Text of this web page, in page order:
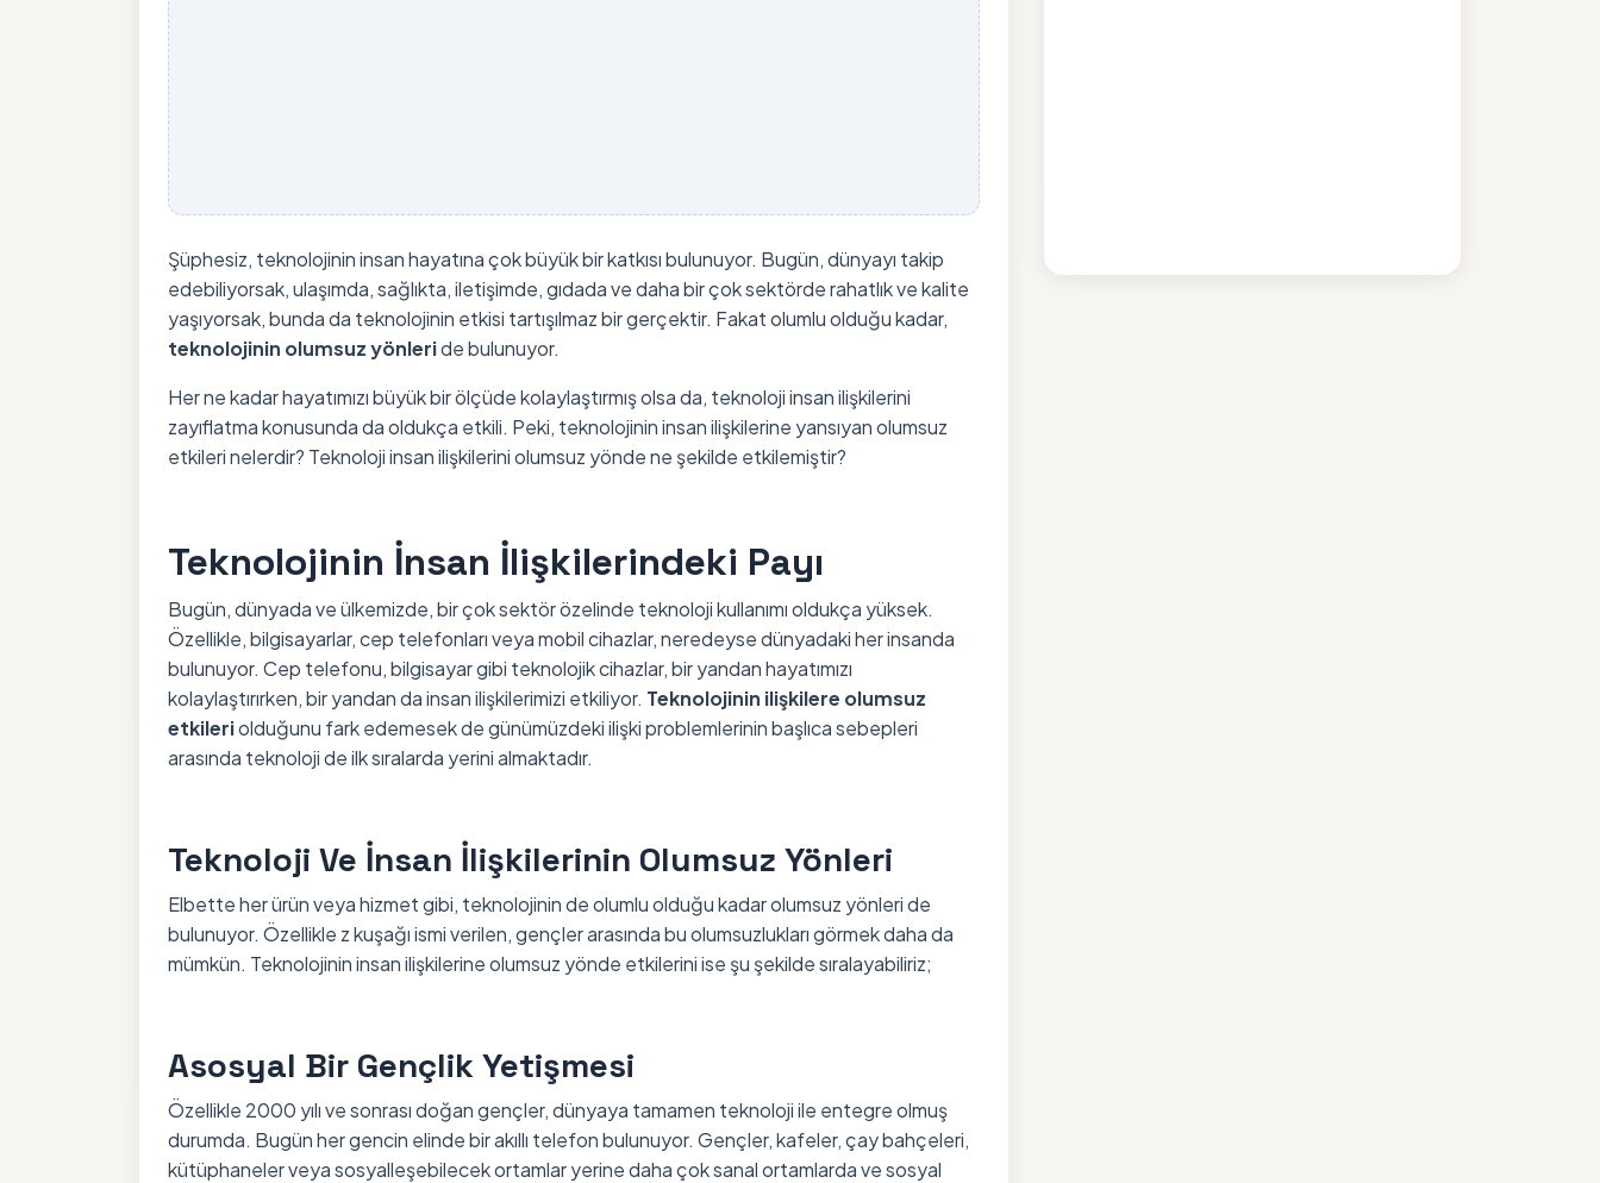
Şüphesiz, teknolojinin insan hayatına çok büyük bir katkısı bulunuyor. Bugün, dünyayı takip
edebiliyorsak, ulaşımda, sağlıkta, iletişimde, gıdada ve daha bir çok sektörde rahatlık ve kalite
yaşıyorsak, bunda da teknolojinin etkisi tartışılmaz bir gerçektir. Fakat olumlu olduğu kadar,
teknolojinin olumsuz yönleride bulunuyor.
Her ne kadar hayatımızı büyük bir ölçüde kolaylaştırmış olsa da, teknoloji insan ilişkilerini
zayıflatma konusunda da oldukça etkili. Peki, teknolojinin insan ilişkilerine yansıyan olumsuz
etkileri nelerdir? Teknoloji insan ilişkilerini olumsuz yönde ne şekilde etkilemiştir?
Teknolojinin İnsan İlişkilerindeki Payı
Bugün, dünyada ve ülkemizde, bir çok sektör özelinde teknoloji kullanımı oldukça yüksek.
Özellikle, bilgisayarlar, cep telefonları veya mobil cihazlar, neredeyse dünyadaki her insanda
bulunuyor. Cep telefonu, bilgisayar gibi teknolojik cihazlar, bir yandan hayatımızı
kolaylaştırırken, bir yandan da insan ilişkilerimizi etkiliyor. Teknolojinin ilişkilere olumsuz
etkileriolduğunu fark edemesek de günümüzdeki ilişki problemlerinin başlıca sebepleri
arasında teknoloji de ilk sıralarda yerini almaktadır.
Teknoloji Ve İnsan İlişkilerinin Olumsuz Yönleri
Elbette her ürün veya hizmet gibi, teknolojinin de olumlu olduğu kadar olumsuz yönleri de
bulunuyor. Özellikle z kuşağı ismi verilen, gençler arasında bu olumsuzlukları görmek daha da
mümkün. Teknolojinin insan ilişkilerine olumsuz yönde etkilerini ise şu şekilde sıralayabiliriz;
Asosyal Bir Gençlik Yetişmesi
Özellikle 2000 yılı ve sonrası doğan gençler, dünyaya tamamen teknoloji ile entegre olmuş
durumda. Bugün her gencin elinde bir akıllı telefon bulunuyor. Gençler, kafeler, çay bahçeleri,
kütüphaneler veya sosyalleşebilecek ortamlar yerine daha çok sanal ortamlarda ve sosyal